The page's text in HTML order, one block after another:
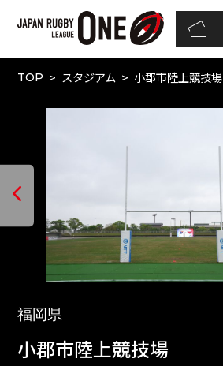
TOP スタジアム 小郡市陸上競技場
福岡県
小郡市陸上競技場